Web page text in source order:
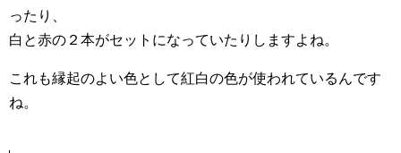
ったり、
白と赤の２本がセットになっていたりしますよね。
これも縁起のよい色として紅白の色が使われているんです
ね。